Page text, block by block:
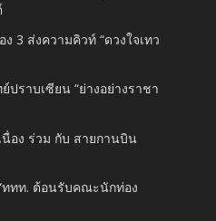
3 ส่งความคิวท์ “ดวงใจเทว
ปราบเซียน “ย่างอย่างราชา
อง ร่วม กับ สายกานบิน
ททท. ต้อนรับคณะนักท่อง